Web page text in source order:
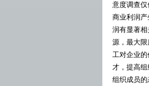
意度调查
商业利润
润有显著
源，最大
工对企业
才，提高
组织成员